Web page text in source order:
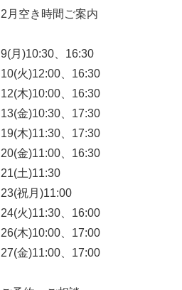
2月空き時間ご案内
9(月)10:30、16:30
10(火)12:00、16:30
12(木)10:00、16:30
13(金)10:30、17:30
19(木)11:30、17:30
20(金)11:00、16:30
21(土)11:30
23(祝月)11:00
24(火)11:30、16:00
26(木)10:00、17:00
27(金)11:00、17:00